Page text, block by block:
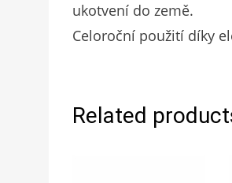
ukotvení do země.
Celoroční použití díky
Related